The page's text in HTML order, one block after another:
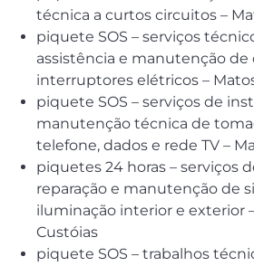
técnica a curtos circuitos –
piquete SOS – serviços
assistência e manutenção de
interruptores elétricos –
piquete SOS – serviços de
manutenção técnica de
telefone, dados e rede TV –
piquetes 24 horas – serviços
reparação e manutenção de
iluminação interior e exterior
Custóias
piquete SOS – trabalhos